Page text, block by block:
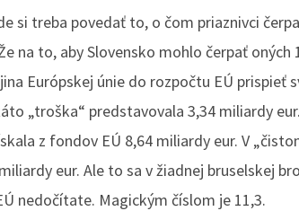
si treba povedať to, o čom priaznivci
na to, aby Slovensko mohlo čerpať oných
Európskej únie do rozpočtu EÚ prispieť
„troška“ predstavovala 3,34 miliardy
z fondov EÚ 8,64 miliardy eur. V
eur. Ale to sa v žiadnej bruselskej
nedočítate. Magickým číslom je 11,3.